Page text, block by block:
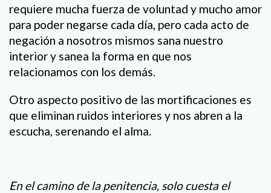
requiere mucha fuerza de voluntad y mucho amor
para poder negarse cada día, pero cada acto de
negación a nosotros mismos sana nuestro
interior y sanea la forma en que nos
relacionamos con los demás.
Otro aspecto positivo de las mortificaciones es
que eliminan ruidos interiores y nos abren a la
escucha, serenando el alma.
En el camino de la penitencia, solo cuesta el